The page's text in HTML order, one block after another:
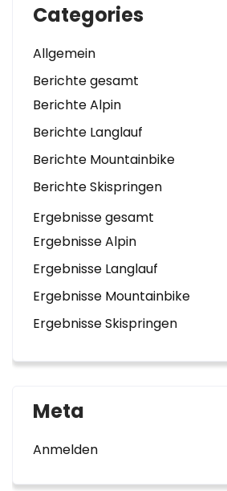
Categories
Allgemein
Berichte gesamt
Berichte Alpin
Berichte Langlauf
Berichte Mountainbike
Berichte Skispringen
Ergebnisse gesamt
Ergebnisse Alpin
Ergebnisse Langlauf
Ergebnisse Mountainbike
Ergebnisse Skispringen
Meta
Anmelden